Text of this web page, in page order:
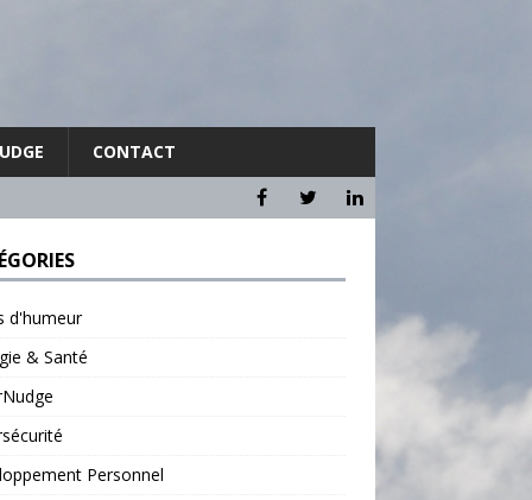
CONTACT
d'humeur
& Santé
Personnel